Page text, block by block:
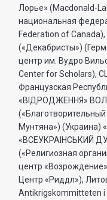
Лорье» (Macdonald-
национальная
Federation of
(«Декабристы»)
центр им. Вудро
Center for Scholars),
Французская
«ВIДРОДЖЕННЯ»
Мунтяна») (Украина)
«ВСЕУКРАIНСЬКИЙ
(«Религиозная
центр
Центр «Риддл»),
Antikrigskommitteten i